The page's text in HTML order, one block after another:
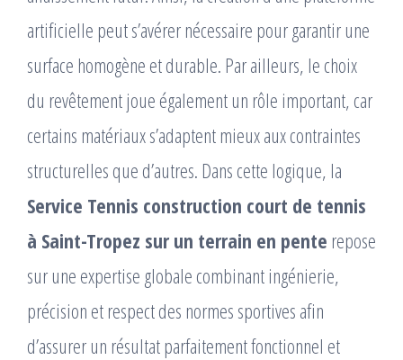
artificielle peut s’avérer nécessaire pour garantir une
surface homogène et durable. Par ailleurs, le choix
du revêtement joue également un rôle important, car
certains matériaux s’adaptent mieux aux contraintes
structurelles que d’autres. Dans cette logique, la
Service Tennis construction court de tennis
à Saint-Tropez sur un terrain en pente repose
sur une expertise globale combinant ingénierie,
précision et respect des normes sportives afin
d’assurer un résultat parfaitement fonctionnel et